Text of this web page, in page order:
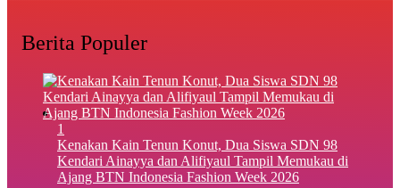
Berita Populer
1
‎Kenakan Kain Tenun Konut, Dua Siswa SDN 98
Kendari Ainayya dan Alifiyaul Tampil Memukau di
Ajang BTN Indonesia Fashion Week 2026